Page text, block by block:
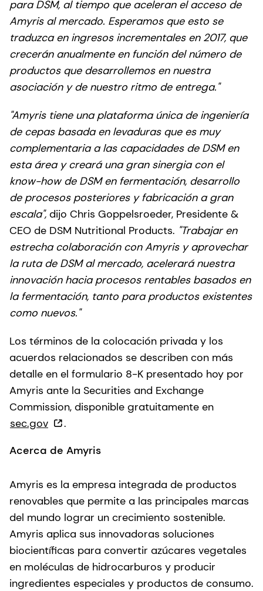
para DSM, al tiempo que aceleran el acceso de
Amyris al mercado. Esperamos que esto se
traduzca en ingresos incrementales en 2017, que
crecerán anualmente en función del número de
productos que desarrollemos en nuestra
asociación y de nuestro ritmo de entrega."
"Amyris tiene una plataforma única de ingeniería
de cepas basada en levaduras que es muy
complementaria a las capacidades de DSM en
esta área y creará una gran sinergia con el
know-how de DSM en fermentación, desarrollo
de procesos posteriores y fabricación a gran
escala", dijo Chris Goppelsroeder, Presidente &
CEO de DSM Nutritional Products. "Trabajar en
estrecha colaboración con Amyris y aprovechar
la ruta de DSM al mercado, acelerará nuestra
innovación hacia procesos rentables basados en
la fermentación, tanto para productos existentes
como nuevos."
Los términos de la colocación privada y los
acuerdos relacionados se describen con más
detalle en el formulario 8-K presentado hoy por
Amyris ante la Securities and Exchange
Commission, disponible gratuitamente en
sec.gov
.
Acerca de Amyris
Amyris es la empresa integrada de productos
renovables que permite a las principales marcas
del mundo lograr un crecimiento sostenible.
Amyris aplica sus innovadoras soluciones
biocientíficas para convertir azúcares vegetales
en moléculas de hidrocarburos y producir
ingredientes especiales y productos de consumo.